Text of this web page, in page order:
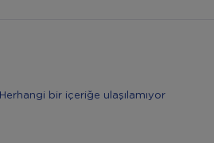
Herhangi bir içeriğe ulaşılamıyor